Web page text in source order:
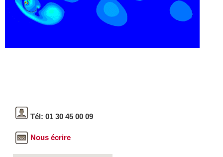
Tél: 01 30 45 00 09
Nous écrire